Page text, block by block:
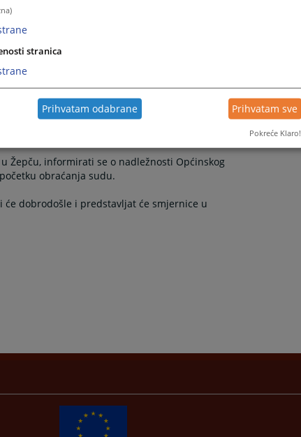
i Vas kao korisnika sudskih usluga utemeljili
do zatvorenosti institucije.
Žepču, informirati se o nadležnosti Općinskog
obraćanja sudu.
će dobrodošle i predstavljat će smjernice u
stranica
Prihvatam odabrane Prihvatam sve
Pokreće Klaro!